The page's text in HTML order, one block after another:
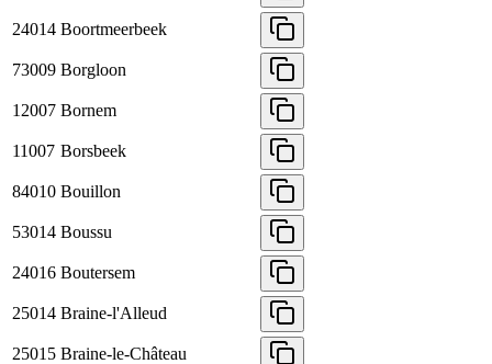
24014 Boortmeerbeek
73009 Borgloon
12007 Bornem
11007 Borsbeek
84010 Bouillon
53014 Boussu
24016 Boutersem
25014 Braine-l'Alleud
25015 Braine-le-Château